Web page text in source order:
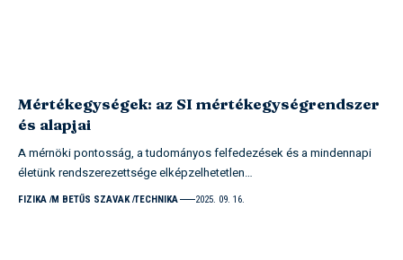
Mértékegységek: az SI mértékegységrendszer
és alapjai
A mérnöki pontosság, a tudományos felfedezések és a mindennapi
életünk rendszerezettsége elképzelhetetlen…
FIZIKA M BETŰS SZAVAK TECHNIKA 2025. 09. 16.